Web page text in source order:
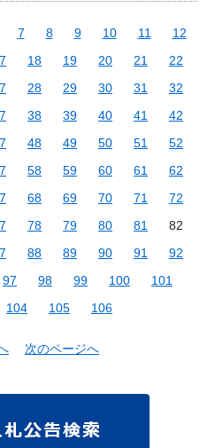
7 8 9 10 11
12
18 19 20 21
22
28 29 30 31
32
38 39 40 41
42
48 49 50 51
52
58 59 60 61
62
68 69 70 71
72
78 79 80 81
82
88 89 90 91
92
97 98 99 100
101
104 105 106
次のページへ